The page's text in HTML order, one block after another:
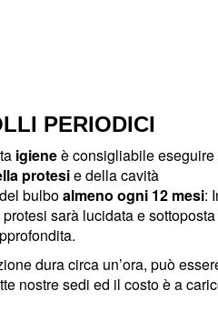
PERIODICI
igieneè consigliabile eseguire
protesie della cavità
bulboalmeno ogni 12 mesi:
sarà lucidata e
dura circa un’ora, può
nostre sedi ed il costo è a